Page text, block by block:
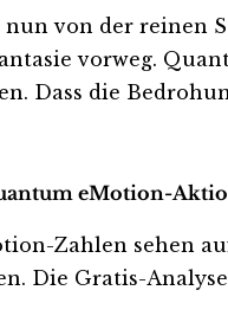
nun von der
vorweg.
Dass die
eMotion-
Zahlen sehen
Die Gratis-